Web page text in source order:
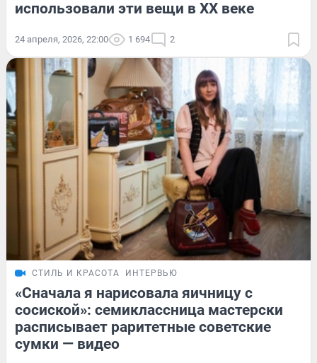
использовали эти вещи в XX веке
24 апреля, 2026, 22:00 1 694 2
СТИЛЬ И КРАСОТА ИНТЕРВЬЮ
«Сначала я нарисовала яичницу с
сосиской»: семиклассница мастерски
расписывает раритетные советские
сумки — видео